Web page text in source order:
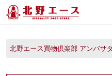
北野エース買物倶楽部 アンバサ